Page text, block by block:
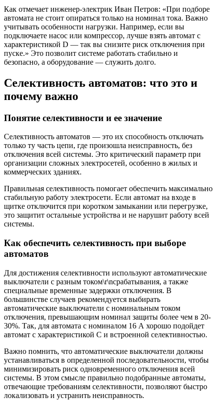
Как отмечает инженер-электрик Иван Петров: «При подборе
автомата не стоит опираться только на номинал тока. Важно
учитывать особенности нагрузки. Например, если вы
подключаете насос или компрессор, лучше взять автомат с
характеристикой D — так вы снизите риск отключения при
пуске.» Это позволит системе работать стабильно и
безопасно, а оборудование — служить долго.
Селективность автоматов: что это и
почему важно
Понятие селективности и ее значение
Селективность автоматов — это их способность отключать
только ту часть цепи, где произошла неисправность, без
отключения всей системы. Это критический параметр при
организации сложных электросетей, особенно в жилых и
коммерческих зданиях.
Правильная селективность помогает обеспечить максимально
стабильную работу электросети. Если автомат на входе в
щитке отключится при коротком замыкании или перегрузке,
это защитит остальные устройства и не нарушит работу всей
системы.
Как обеспечить селективность при выборе
автоматов
Для достижения селективности используют автоматические
выключатели с разным током\r\nсрабатывания, а также
специальные временные задержки отключения. В
большинстве случаев рекомендуется выбирать
автоматические выключатели с номинальным током
отключения, превышающим номинал защиты более чем в 20-
30%. Так, для автомата с номиналом 16 А хорошо подойдет
автомат с характеристикой C и встроенной селективностью.
Важно помнить, что автоматические выключатели должны
устанавливаться в определенной последовательности, чтобы
минимизировать риск одновременного отключения всей
системы. В этом смысле правильно подобранные автоматы,
отвечающие требованиям селективности, позволяют быстро
локализовать и устранить неисправность.